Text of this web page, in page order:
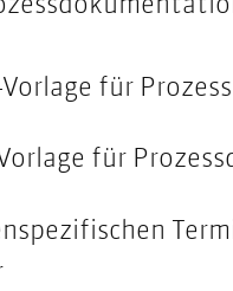
für
für